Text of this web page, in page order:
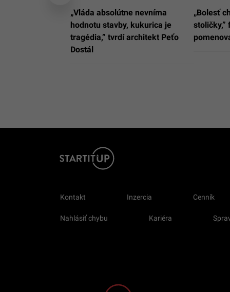
„Vláda absolútne nevníma
hodnotu stavby, kukurica je
tragédia,” tvrdí architekt Peťo
Dostál
„Bolesť
stoličky,”
Kontakt Inzercia Cenník
Nahlásiť chybu Kariéra